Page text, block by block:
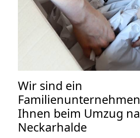
Wir sind ein
Ihnen beim Umzug
Neckarhalde